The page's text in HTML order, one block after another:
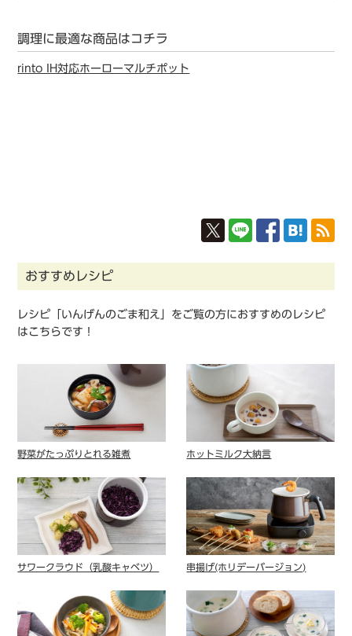
調理に最適な商品はコチラ
rinto IH対応ホーローマルチポット
おすすめレシピ
レシピ「いんげんのごま和え」をご覧の方におすすめのレシピ
はこちらです！
野菜がたっぷりとれる雑煮 ホットミルク大納言
サワークラウド（乳酸キャベツ） 串揚げ(ホリデーバージョン)